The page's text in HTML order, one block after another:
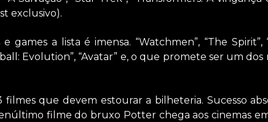
exclusivo).
games a lista é imensa. “Watchmen”, “The
Evolution”, “Avatar” e, o que promete ser um dos
filmes que devem estourar a bilheteria. Sucesso
filme do bruxo Potter chega aos cinemas